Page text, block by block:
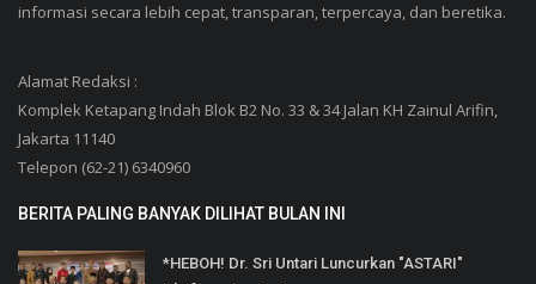
informasi secara lebih cepat, transparan, terpercaya, dan beretika.
Alamat Redaksi :
Komplek Ketapang Indah Blok B2 No. 33 & 34 Jalan KH Zainul Arifin,
Jakarta 11140
Telepon (62-21) 6340960
BERITA PALING BANYAK DILIHAT BULAN INI
*HEBOH! Dr. Sri Untari Luncurkan "ASTARI"